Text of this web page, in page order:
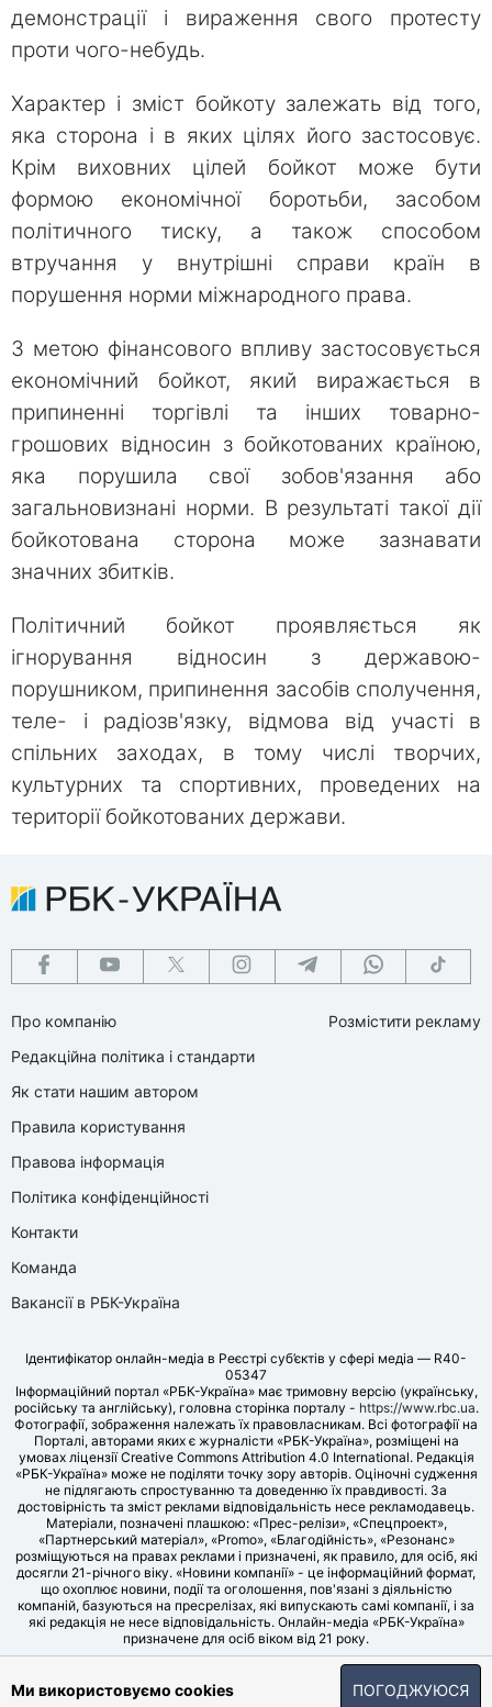
демонстрації і вираження свого протесту
проти чого-небудь.
Характер і зміст бойкоту залежать від того,
яка сторона і в яких цілях його застосовує.
Крім виховних цілей бойкот може бути
формою економічної боротьби, засобом
політичного тиску, а також способом
втручання у внутрішні справи країн в
порушення норми міжнародного права.
З метою фінансового впливу застосовується
економічний бойкот, який виражається в
припиненні торгівлі та інших товарно-
грошових відносин з бойкотованих країною,
яка порушила свої зобов'язання або
загальновизнані норми. В результаті такої дії
бойкотована сторона може зазнавати
значних збитків.
Політичний бойкот проявляється як
ігнорування відносин з державою-
порушником, припинення засобів сполучення,
теле- і радіозв'язку, відмова від участі в
спільних заходах, в тому числі творчих,
культурних та спортивних, проведених на
території бойкотованих держави.
Про компанію
Редакційна політика і стандарти
Як стати нашим автором
Правила користування
Правова інформація
Політика конфіденційності
Контакти
Команда
Вакансії в РБК-Україна
Розмістити рекламу
Ідентифікатор онлайн-медіа в Реєстрі суб’єктів у сфері медіа — R40-
05347
Інформаційний портал «РБК-Україна» має тримовну версію (українську,
російську та англійську), головна сторінка порталу - https://www.rbc.ua.
Фотографії, зображення належать їх правовласникам. Всі фотографії на
Порталі, авторами яких є журналісти «РБК-Україна», розміщені на
умовах ліцензії Creative Commons Attribution 4.0 International. Редакція
«РБК-Україна» може не поділяти точку зору авторів. Оціночні судження
не підлягають спростуванню та доведенню їх правдивості. За
достовірність та зміст реклами відповідальність несе рекламодавець.
Матеріали, позначені плашкою: «Прес-релізи», «Спецпроект»,
«Партнерський матеріал», «Promo», «Благодійність», «Резонанс»
розміщуються на правах реклами і призначені, як правило, для осіб, які
досягли 21-річного віку. «Новини компанії» - це інформаційний формат,
що охоплює новини, події та оголошення, пов'язані з діяльністю
компаній, базуються на пресрелізах, які випускають самі компанії, і за
які редакція не несе відповідальність. Онлайн-медіа «РБК-Україна»
призначене для осіб віком від 21 року.
© LLC «UBT MEDIA», 2006-2026.
Ми використовуємо cookies ПОГОДЖУЮСЯ